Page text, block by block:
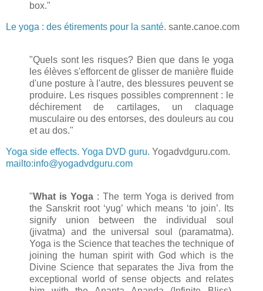
box."
Le yoga : des étirements pour la santé. sante.canoe.com
"Quels sont les risques? Bien que dans le yoga
les élèves s'efforcent de glisser de manière fluide
d'une posture à l'autre, des blessures peuvent se
produire. Les risques possibles comprennent : le
déchirement de cartilages, un claquage
musculaire ou des entorses, des douleurs au cou
et au dos."
Yoga side effects. Yoga DVD guru. Yogadvdguru.com.
mailto:info@yogadvdguru.com
"What is Yoga : The term Yoga is derived from
the Sanskrit root ‘yug’ which means ‘to join’. Its
signify union between the individual soul
(jivatma) and the universal soul (paramatma).
Yoga is the Science that teaches the technique of
joining the human spirit with God which is the
Divine Science that separates the Jiva from the
exceptional world of sense objects and relates